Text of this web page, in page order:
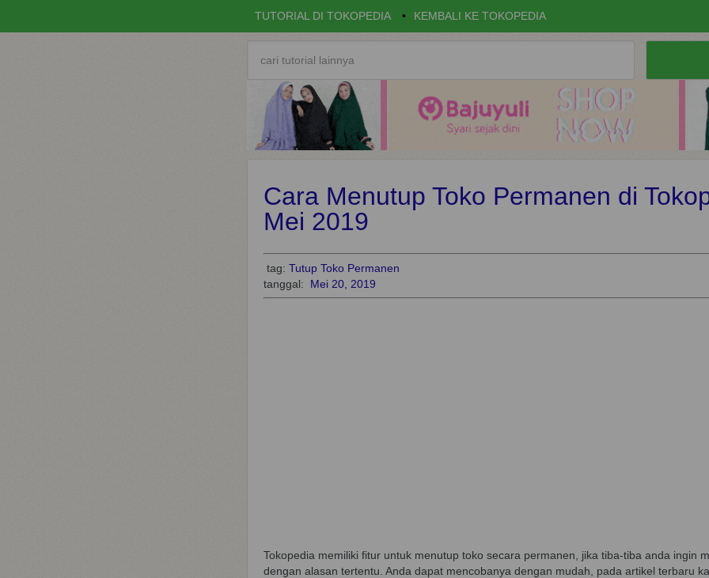
TUTORIAL DI TOKOPEDIA • KEMBALI KE TOKOPEDIA
Cara Menutup Toko Permanen di
Mei 2019
tag: Tutup Toko Permanen
tanggal: Mei 20, 2019
Tokopedia memiliki fitur untuk menutup toko secara permanen, jika tiba-tiba anda ingin
dengan alasan tertentu. Anda dapat mencobanya dengan mudah, pada artikel terbaru